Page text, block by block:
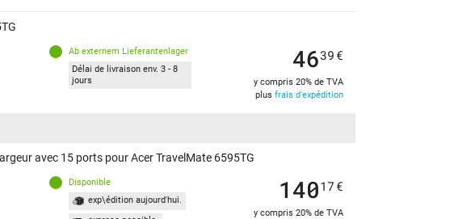
Ab externem Lieferantenlager
Délai de livraison env. 3 - 8
jours
4639 €
y compris 20% de TVA
plus frais d'expédition
avec 15 ports pour Acer TravelMate 6595TG
Disponible
exp\édition aujourd'hui.
14017 €
y compris 20% de TVA